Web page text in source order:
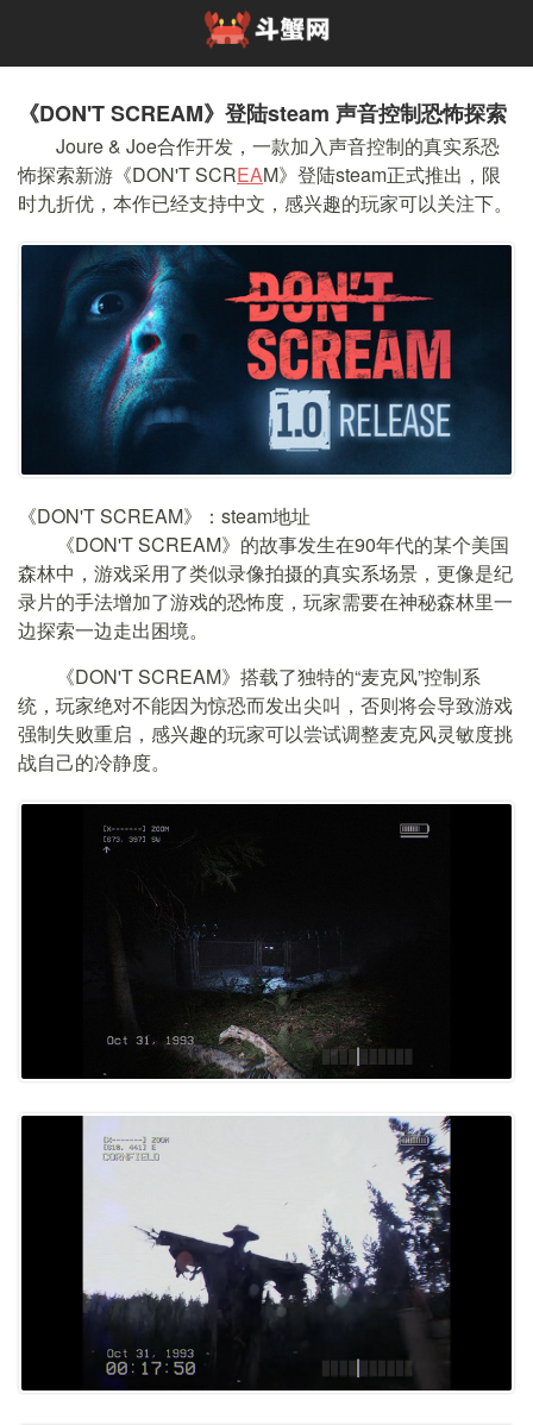
《DON'T SCREAM》登陆steam 声音控制恐怖探索
Joure & Joe合作开发，一款加入声音控制的真实系恐
怖探索新游《DON'T SCREAM》登陆steam正式推出，限
时九折优，本作已经支持中文，感兴趣的玩家可以关注下。
《DON'T SCREAM》：steam地址
《DON'T SCREAM》的故事发生在90年代的某个美国
森林中，游戏采用了类似录像拍摄的真实系场景，更像是纪
录片的手法增加了游戏的恐怖度，玩家需要在神秘森林里一
边探索一边走出困境。
《DON'T SCREAM》搭载了独特的“麦克风”控制系
统，玩家绝对不能因为惊恐而发出尖叫，否则将会导致游戏
强制失败重启，感兴趣的玩家可以尝试调整麦克风灵敏度挑
战自己的冷静度。